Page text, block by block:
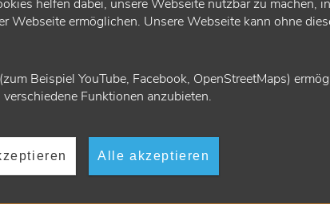
helfen dabei, unsere Webseite nutzbar zu
Webseite ermöglichen. Unsere Webseite kann ohne
Beispiel YouTube, Facebook, OpenStreetMaps)
Funktionen anzubieten.
Alle akzeptieren
ihre Leistungen selbst nach den ASV-
ab. Die KVH stellt Rechnungen aus und